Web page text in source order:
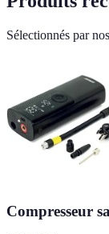
Sélectionnés par
Compresseur